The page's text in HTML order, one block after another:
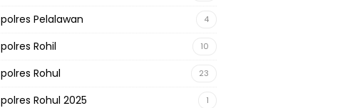
polres Pelalawan 4
polres Rohil 10
polres Rohul 23
polres Rohul 2025 1